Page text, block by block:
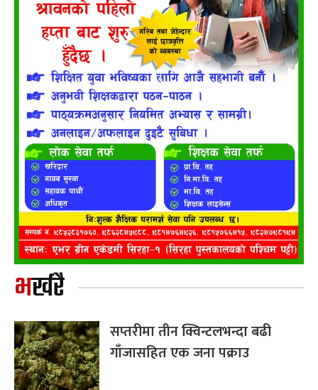
भर्खरै
सप्तरीमा तीन क्विन्टलभन्दा बढी
गाँजासहित एक जना पक्राउ